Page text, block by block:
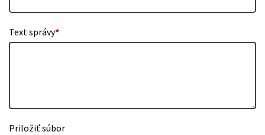
Text správy*
Priložiť súbor